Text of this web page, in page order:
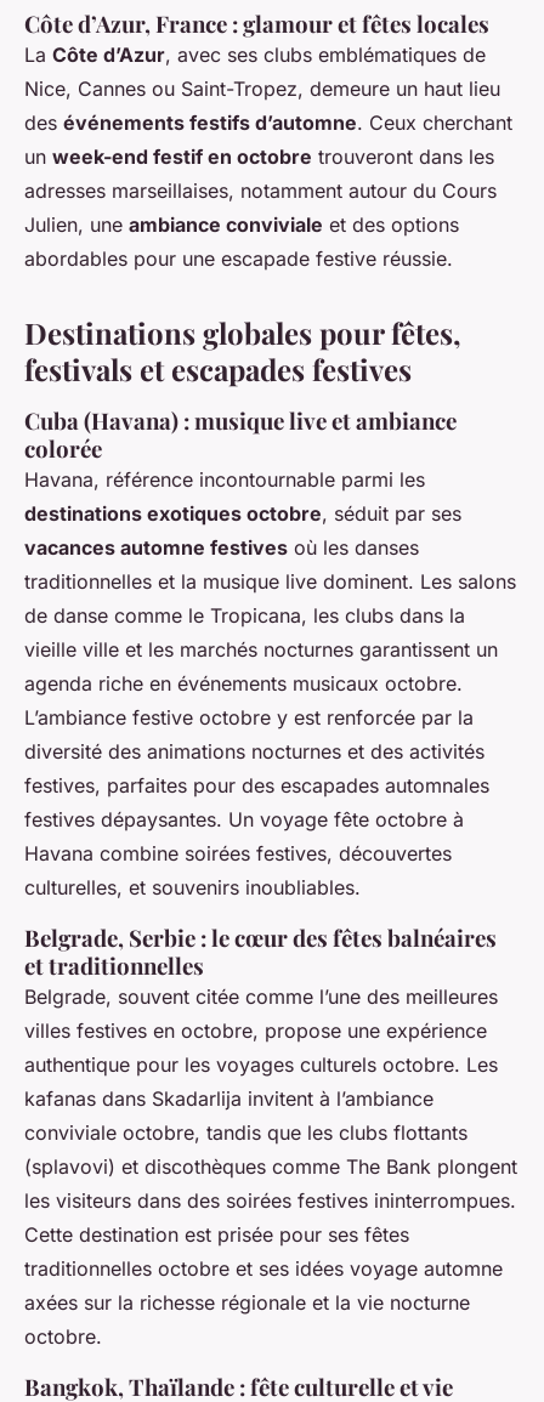
Côte d’Azur, France : glamour et fêtes locales
La Côte d’Azur, avec ses clubs emblématiques de
Nice, Cannes ou Saint-Tropez, demeure un haut lieu
des événements festifs d’automne. Ceux cherchant
un week-end festif en octobre trouveront dans les
adresses marseillaises, notamment autour du Cours
Julien, une ambiance conviviale et des options
abordables pour une escapade festive réussie.
Destinations globales pour fêtes,
festivals et escapades festives
Cuba (Havana) : musique live et ambiance
colorée
Havana, référence incontournable parmi les
destinations exotiques octobre, séduit par ses
vacances automne festives où les danses
traditionnelles et la musique live dominent. Les salons
de danse comme le Tropicana, les clubs dans la
vieille ville et les marchés nocturnes garantissent un
agenda riche en événements musicaux octobre.
L’ambiance festive octobre y est renforcée par la
diversité des animations nocturnes et des activités
festives, parfaites pour des escapades automnales
festives dépaysantes. Un voyage fête octobre à
Havana combine soirées festives, découvertes
culturelles, et souvenirs inoubliables.
Belgrade, Serbie : le cœur des fêtes balnéaires
et traditionnelles
Belgrade, souvent citée comme l’une des meilleures
villes festives en octobre, propose une expérience
authentique pour les voyages culturels octobre. Les
kafanas dans Skadarlija invitent à l’ambiance
conviviale octobre, tandis que les clubs flottants
(splavovi) et discothèques comme The Bank plongent
les visiteurs dans des soirées festives ininterrompues.
Cette destination est prisée pour ses fêtes
traditionnelles octobre et ses idées voyage automne
axées sur la richesse régionale et la vie nocturne
octobre.
Bangkok, Thaïlande : fête culturelle et vie